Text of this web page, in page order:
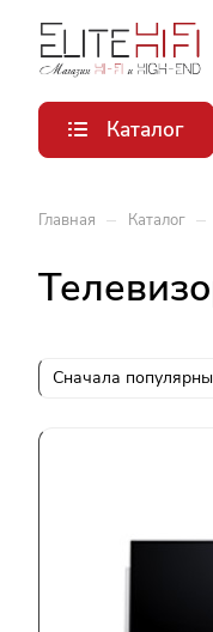
Каталог
Главная – Каталог –
Сначала